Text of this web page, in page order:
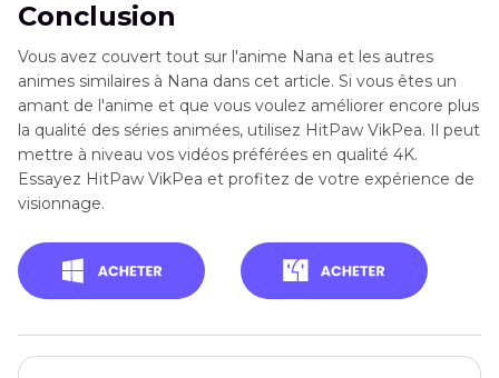
Conclusion
Vous avez couvert tout sur l'anime Nana et les autres
animes similaires à Nana dans cet article. Si vous êtes un
amant de l'anime et que vous voulez améliorer encore plus
la qualité des séries animées, utilisez HitPaw VikPea. Il peut
mettre à niveau vos vidéos préférées en qualité 4K.
Essayez HitPaw VikPea et profitez de votre expérience de
visionnage.